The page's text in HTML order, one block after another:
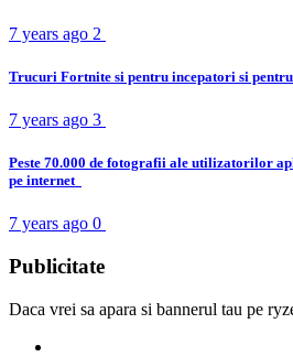
7 years ago 2
Trucuri Fortnite si pentru incepatori si
7 years ago 3
Peste 70.000 de fotografii ale utilizatorilor
pe internet
7 years ago 0
Publicitate
Daca vrei sa apara si bannerul tau pe